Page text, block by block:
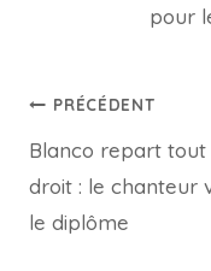
pour
Navigation
de
l’article
PRÉCÉDENT
Blanco repart tout
droit : le chanteur
le diplôme